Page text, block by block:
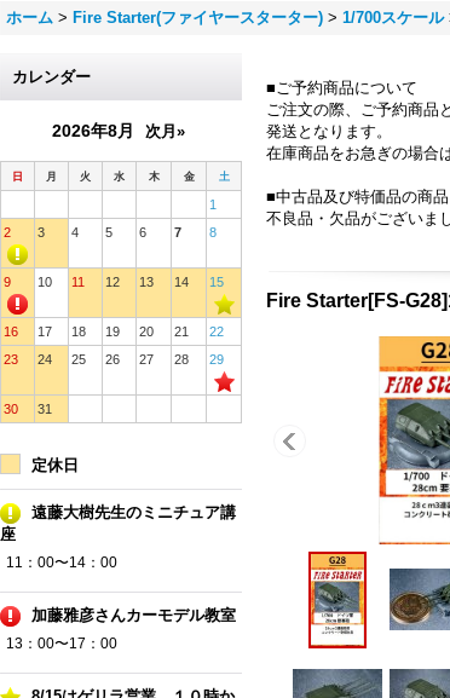
ホーム > Fire Starter(ファイヤースターター) > 1/700スケール
カレンダー
2026年8月 次月»
日 月 火 水 木 金 土
1
2
3 4 5 6 7 8
9 10 11 12 13 14 15
16 17 18 19 20 21
22
23
24 25 26 27 28 29
30 31
定休日
遠藤大樹先生のミニチュア講
座
11：00〜14：00
加藤雅彦さんカーモデル教室
13：00〜17：00
■ご予約商品について
ご注文の際、ご予約商品
発送となります。
在庫商品をお急ぎの場合
■中古品及び特価品の商
不良品・欠品がございま
Fire Starter[FS-